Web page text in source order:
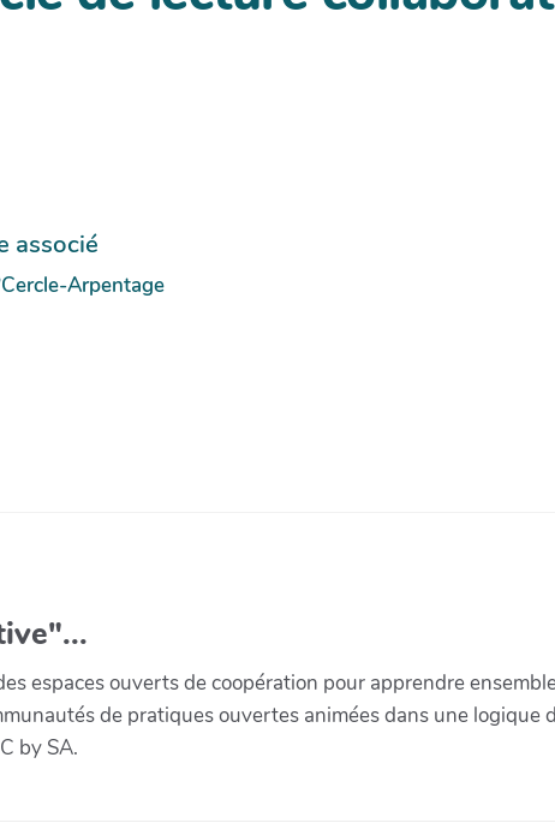
associé
Arpentage
espaces ouverts de coopération pour apprendre
de pratiques ouvertes animées dans une
by SA.